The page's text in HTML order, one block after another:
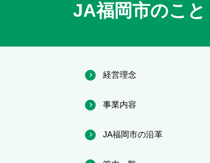
JA福岡市のこと
経営理念
事業内容
JA福岡市の沿革